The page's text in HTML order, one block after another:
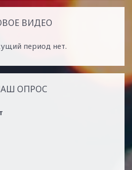
ВИДЕО
период нет.
ОПРОС